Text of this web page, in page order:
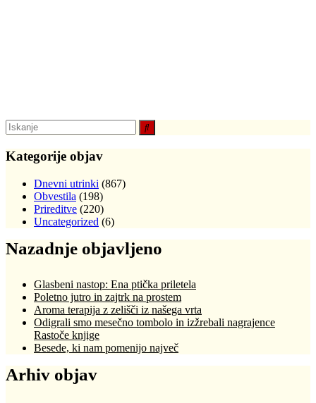
Kategorije objav
Dnevni utrinki (867)
Obvestila (198)
Prireditve (220)
Uncategorized (6)
Nazadnje objavljeno
Glasbeni nastop: Ena ptička priletela
Poletno jutro in zajtrk na prostem
Aroma terapija z zelišči iz našega vrta
Odigrali smo mesečno tombolo in izžrebali nagrajence
Rastoče knjige
Besede, ki nam pomenijo največ
Arhiv objav